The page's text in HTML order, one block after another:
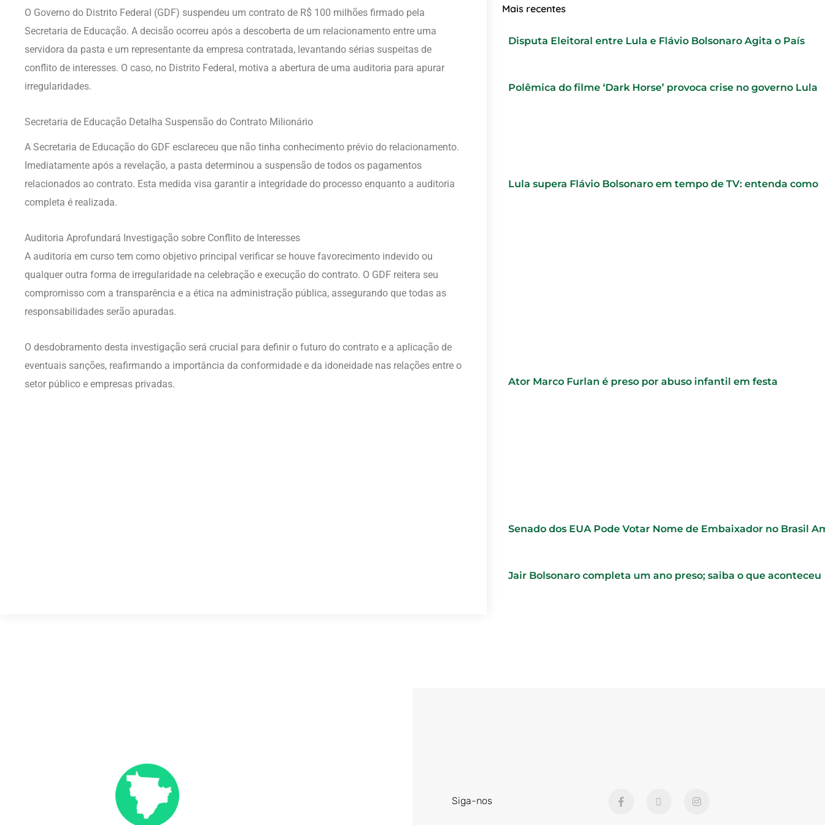
O Governo do Distrito Federal (GDF) suspendeu um contrato de R$ 100 milhões firmado pela
Secretaria de Educação. A decisão ocorreu após a descoberta de um relacionamento entre uma
servidora da pasta e um representante da empresa contratada, levantando sérias suspeitas de
conflito de interesses. O caso, no Distrito Federal, motiva a abertura de uma auditoria para apurar
irregularidades.
Secretaria de Educação Detalha Suspensão do Contrato Milionário
A Secretaria de Educação do GDF esclareceu que não tinha conhecimento prévio do relacionamento.
Imediatamente após a revelação, a pasta determinou a suspensão de todos os pagamentos
relacionados ao contrato. Esta medida visa garantir a integridade do processo enquanto a auditoria
completa é realizada.
Auditoria Aprofundará Investigação sobre Conflito de Interesses
A auditoria em curso tem como objetivo principal verificar se houve favorecimento indevido ou
qualquer outra forma de irregularidade na celebração e execução do contrato. O GDF reitera seu
compromisso com a transparência e a ética na administração pública, assegurando que todas as
responsabilidades serão apuradas.
O desdobramento desta investigação será crucial para definir o futuro do contrato e a aplicação de
eventuais sanções, reafirmando a importância da conformidade e da idoneidade nas relações entre o
setor público e empresas privadas.
Mais recentes
Disputa Eleitoral entre Lula e Flávio Bolsonaro Agita o País
Polêmica do filme ‘Dark Horse’ provoca crise no governo Lula
Lula supera Flávio Bolsonaro em tempo de TV: entenda como
Ator Marco Furlan é preso por abuso infantil em festa
Senado dos EUA Pode Votar Nome de Embaixador no Brasil
Jair Bolsonaro completa um ano preso; saiba o que aconteceu
Siga-nos
a
-
n